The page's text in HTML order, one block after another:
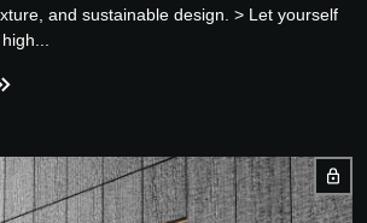
and sustainable design. > Let yourself